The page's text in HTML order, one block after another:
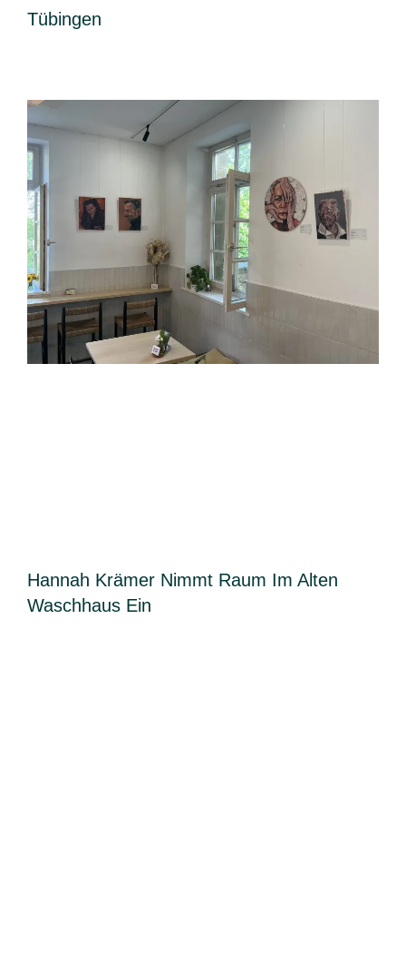
Tübingen
Hannah Krämer Nimmt Raum Im Alten
Waschhaus Ein